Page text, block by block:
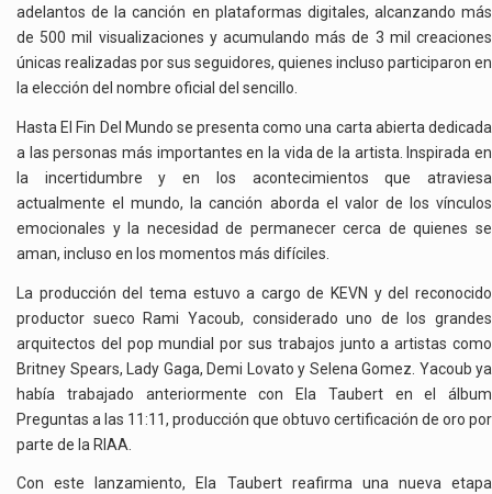
adelantos de la canción en plataformas digitales, alcanzando más
de 500 mil visualizaciones y acumulando más de 3 mil creaciones
únicas realizadas por sus seguidores, quienes incluso participaron en
la elección del nombre oficial del sencillo.
Hasta El Fin Del Mundo se presenta como una carta abierta dedicada
a las personas más importantes en la vida de la artista. Inspirada en
la incertidumbre y en los acontecimientos que atraviesa
actualmente el mundo, la canción aborda el valor de los vínculos
emocionales y la necesidad de permanecer cerca de quienes se
aman, incluso en los momentos más difíciles.
La producción del tema estuvo a cargo de KEVN y del reconocido
productor sueco Rami Yacoub, considerado uno de los grandes
arquitectos del pop mundial por sus trabajos junto a artistas como
Britney Spears, Lady Gaga, Demi Lovato y Selena Gomez. Yacoub ya
había trabajado anteriormente con Ela Taubert en el álbum
Preguntas a las 11:11, producción que obtuvo certificación de oro por
parte de la RIAA.
Con este lanzamiento, Ela Taubert reafirma una nueva etapa